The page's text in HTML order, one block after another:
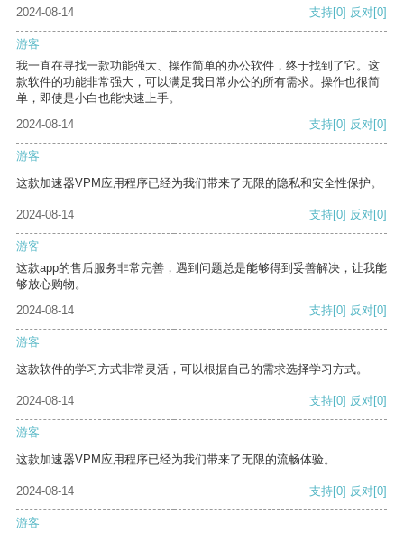
2024-08-14 支持[0] 反对[0]
游客
我一直在寻找一款功能强大、操作简单的办公软件，终于找到了它。这
款软件的功能非常强大，可以满足我日常办公的所有需求。操作也很简
单，即使是小白也能快速上手。
2024-08-14
支持[0] 反对[0]
游客
这款加速器VPM应用程序已经为我们带来了无限的隐私和安全性保护。
2024-08-14 支持[0] 反对[0]
游客
这款app的售后服务非常完善，遇到问题总是能够得到妥善解决，让我能
够放心购物。
2024-08-14
支持[0] 反对[0]
游客
这款软件的学习方式非常灵活，可以根据自己的需求选择学习方式。
2024-08-14 支持[0] 反对[0]
游客
这款加速器VPM应用程序已经为我们带来了无限的流畅体验。
2024-08-14 支持[0] 反对[0]
游客